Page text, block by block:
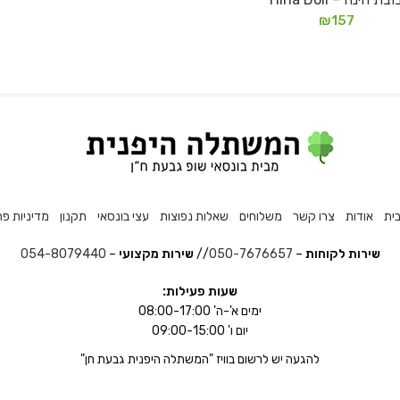
₪157
אודות צרו קשר משלוחים שאלות נפוצות עצי בונסאי תקנון מדיניות
שירות לקוחות –
050-7676657
//שירות מקצועי –
054-8079440
שעות פעילות:
ימים א'-ה' 08:00-17:00
יום ו' 09:00-15:00
להגעה יש לרשום בוויז "המשתלה היפנית גבעת חן"